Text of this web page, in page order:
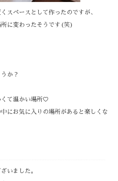
スペースとして作ったのですが、
に変わったそうです(笑)
か？
くて温かい場所♡
にお気に入りの場所があると楽しくな
いました。